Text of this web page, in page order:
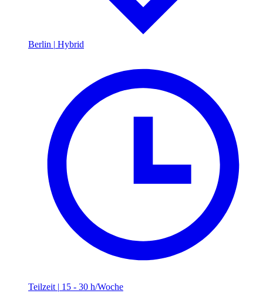
Berlin | Hybrid
Teilzeit | 15 - 30 h/Woche